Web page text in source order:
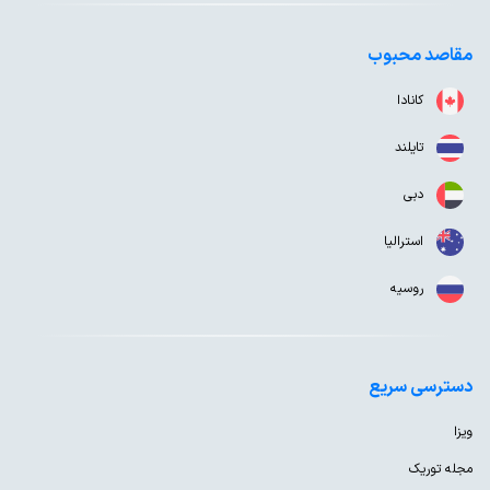
مقاصد محبوب
کانادا
تایلند
دبی
استرالیا
روسیه
دسترسی سریع
ویزا
مجله توریک